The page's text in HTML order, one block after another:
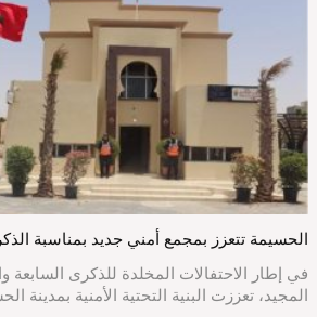
الحسيمة تتعزز بمجمع أمني جديد بمناسبة الذكرى الـ27
في إطار الاحتفالات المخلدة للذكرى السابعة
المجيد، تعززت البنية التحتية الأمنية بمدينة